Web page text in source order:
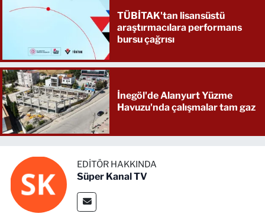
TÜBİTAK'tan lisansüstü
araştırmacılara performans
bursu çağrısı
İnegöl'de Alanyurt Yüzme
Havuzu'nda çalışmalar tam gaz
EDITÖR HAKKINDA
Süper Kanal TV